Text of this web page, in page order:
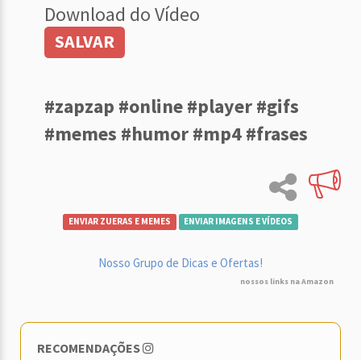
Download do Vídeo
SALVAR
#zapzap #online #player #gifs
#memes #humor #mp4 #frases
ENVIAR ZUERAS E MEMES ENVIAR IMAGENS E VÍDEOS
Nosso Grupo de Dicas e Ofertas!
nossos links na Amazon
RECOMENDAÇÕES